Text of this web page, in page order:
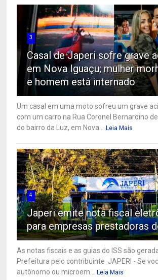
3
Casal de Japeri sofre grave
em Nova Iguaçu; mulher
e homem está internado
Um casal em uma moto sofreu um grave
com um carro na Rua Coronel Bernardino
do bairro da Luz, em Nova...
Leia Mais
4
Japeri emite nota fiscal
para empresas prestadoras
As notas fiscais e as guias do ISS são
Prefeitura pelo contribuinte JAPERI - Se
autônomo ou microem...
Leia Mais